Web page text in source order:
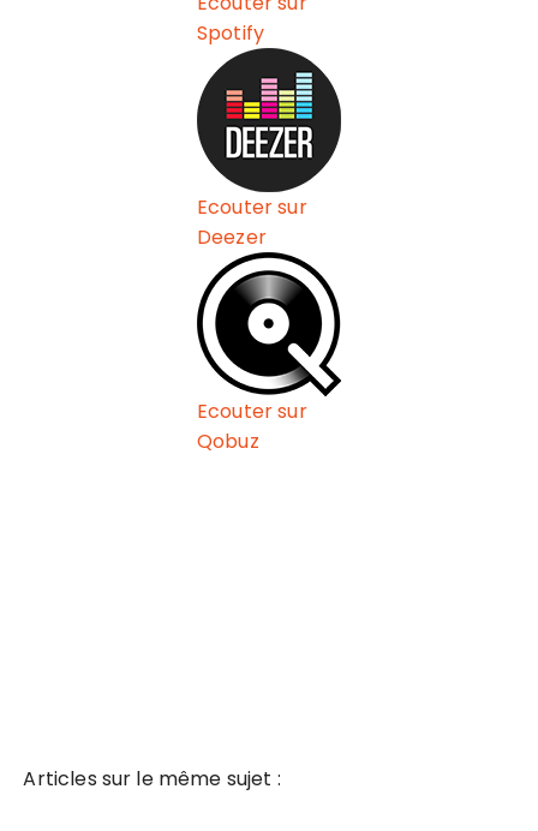
Spotify
Ecouter sur
Deezer
Ecouter sur
Qobuz
Articles sur le même sujet :